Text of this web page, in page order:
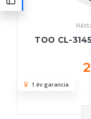
TOO CL-
1 év garancia